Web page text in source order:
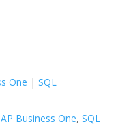
One | SQL
Business One,SQL